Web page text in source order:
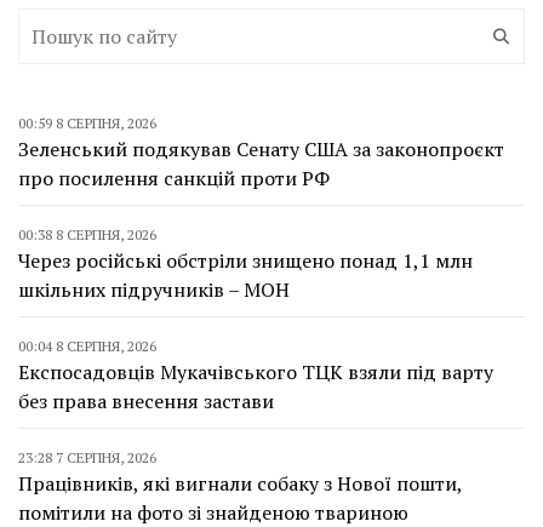
00:59 8 СЕРПНЯ, 2026
Зеленський подякував Сенату США за законопроєкт
про посилення санкцій проти РФ
00:38 8 СЕРПНЯ, 2026
Через російські обстріли знищено понад 1,1 млн
шкільних підручників – МОН
00:04 8 СЕРПНЯ, 2026
Експосадовців Мукачівського ТЦК взяли під варту
без права внесення застави
23:28 7 СЕРПНЯ, 2026
Працівників, які вигнали собаку з Нової пошти,
помітили на фото зі знайденою твариною